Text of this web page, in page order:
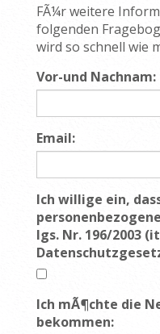
FÃ¼r weitere
folgenden
wird so schnell wie
Vor-und Nachnam:
Email:
Ich willige ein,
lgs. Nr. 196/2003
Ich mÃ¶chte die
bekommen: